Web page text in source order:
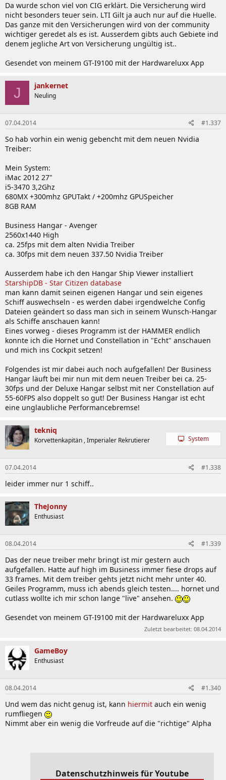
Da wurde schon viel von CIG erklärt. Die Versicherung wird
nicht besonders teuer sein. LTI Gilt ja auch nur auf die Huelle.
Das ganze mit den Versicherungen wird von der community
wichtiger geredet als es ist. Ausserdem gibts auch Gebiete ind
denem jegliche Art von Versicherung ungültig ist..
Gesendet von meinem GT-I9100 mit der Hardwareluxx App
J jankernet
Neuling
07.04.2014 #1.337
So hab vorhin ein wenig gebencht mit dem neuen Nvidia
Treiber:
Mein System:
iMac 2012 27"
i5-3470 3,2Ghz
680MX +300mhz GPUTakt / +200mhz GPUSpeicher
8GB RAM
Business Hangar - Avenger
2560x1440 High
ca. 25fps mit dem alten Nvidia Treiber
ca. 30fps mit dem neuen 337.50 Nvidia Treiber
Ausserdem habe ich den Hangar Ship Viewer installiert
StarshipDB - Star Citizen database
man kann damit seinen eigenen Hangar und sein eigenes
Schiff auswechseln - es werden dabei irgendwelche Config
Dateien geändert so dass man sich in seinem Wunsch-Hangar
als Schiffe anschauen kann!
Eines vorweg - dieses Programm ist der HAMMER endlich
konnte ich die Hornet und Constellation in "Echt" anschauen
und mich ins Cockpit setzen!
Folgendes ist mir dabei auch noch aufgefallen! Der Business
Hangar läuft bei mir nun mit dem neuen Treiber bei ca. 25-
30fps und der Deluxe Hangar selbst mit ner Constellation auf
55-60FPS also doppelt so gut! Der Business Hangar ist echt
eine unglaubliche Performancebremse!
tekniq
Korvettenkapitän , Imperialer Rekrutierer System
07.04.2014 #1.338
leider immer nur 1 schiff..
TheJonny
Enthusiast
08.04.2014 #1.339
Das der neue treiber mehr bringt ist mir gestern auch
aufgefallen. Hatte auf high im Business immer fiese drops auf
33 frames. Mit dem treiber gehts jetzt nicht mehr unter 40.
Geiles Programm, muss ich abends gleich testen.... hornet und
cutlass wollte ich mir schon lange "live" ansehen.
Gesendet von meinem GT-I9100 mit der Hardwareluxx App
Zuletzt bearbeitet: 08.04.2014
GameBoy
Enthusiast
08.04.2014 #1.340
Und wem das nicht genug ist, kann hiermit auch ein wenig
rumfliegen
Nimmt aber ein wenig die Vorfreude auf die "richtige" Alpha
Datenschutzhinweis für Youtube